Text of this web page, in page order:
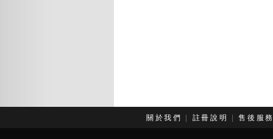
關於我們 註冊說明 售後服